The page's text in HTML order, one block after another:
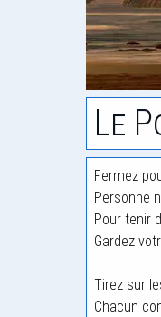
Le
Fermez
Personne
Pour tenir
Gardez
Tirez sur
Chacun